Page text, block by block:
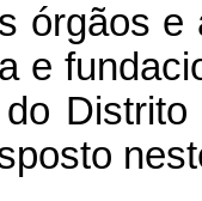
órgãos
e